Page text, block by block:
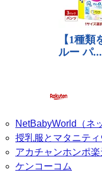
NetBabyWorld（ネ
授乳服とマタニテ
アカチャンホンポ
ケンコーコム